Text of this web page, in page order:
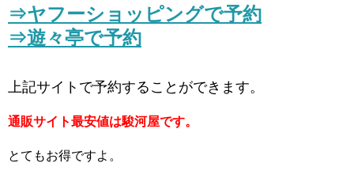
⇒ヤフーショッピングで予約
⇒遊々亭で予約
上記サイトで予約することができます。
通販サイト最安値は駿河屋です。
とてもお得ですよ。